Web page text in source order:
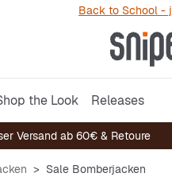
Back to School -
the Look Releases
Versand ab 60€ & Retoure
Sale Bomberjacken